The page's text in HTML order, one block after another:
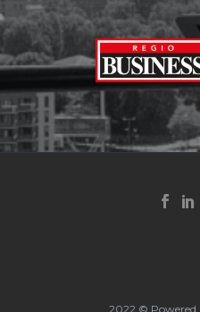
2022 © Powered